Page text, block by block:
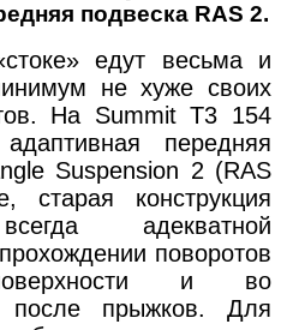
подвеска RAS 2.
едут весьма и
не хуже своих
На Summit T3 154
передняя
Suspension 2 (RAS
конструкция
адекватной
поворотов
и во
после прыжков. Для